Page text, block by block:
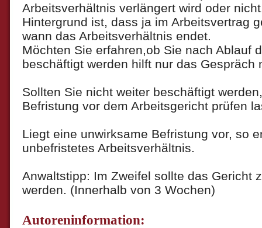
Arbeitsverhältnis verlängert wird oder
Hintergrund ist, dass ja im Arbeitsvertrag
wann das Arbeitsverhältnis endet.
Möchten Sie erfahren,ob Sie nach Ablauf
beschäftigt werden hilft nur das Gespräch
Sollten Sie nicht weiter beschäftigt
Befristung vor dem Arbeitsgericht prüfen
Liegt eine unwirksame Befristung vor, so
unbefristetes Arbeitsverhältnis.
Anwaltstipp: Im Zweifel sollte das Gericht
werden. (Innerhalb von 3 Wochen)
Autoreninformation: